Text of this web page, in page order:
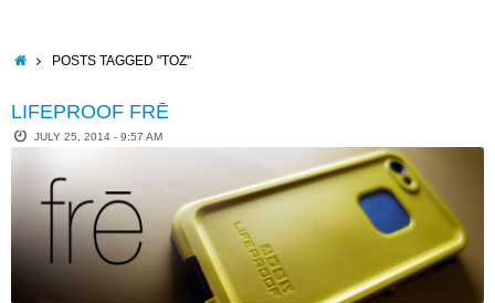
contentHOMEPOSTS TAGGED "TOZ"
LIFEPROOF FRĒ
JULY 25, 2014 - 9:57 AM